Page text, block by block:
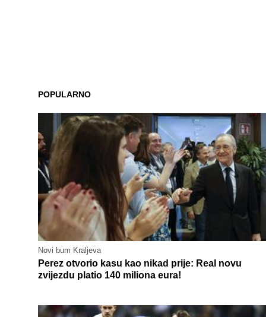
POPULARNO
Novi bum Kraljeva
Perez otvorio kasu kao nikad prije: Real novu
zvijezdu platio 140 miliona eura!